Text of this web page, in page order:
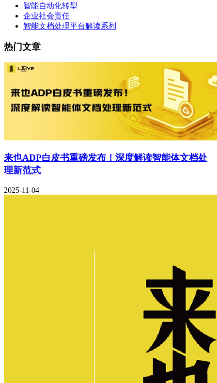
智能自动化转型
企业社会责任
智能文档处理平台解读系列
热门文章
来也ADP白皮书重磅发布！深度解读智能体文档处
理新范式
2025-11-04